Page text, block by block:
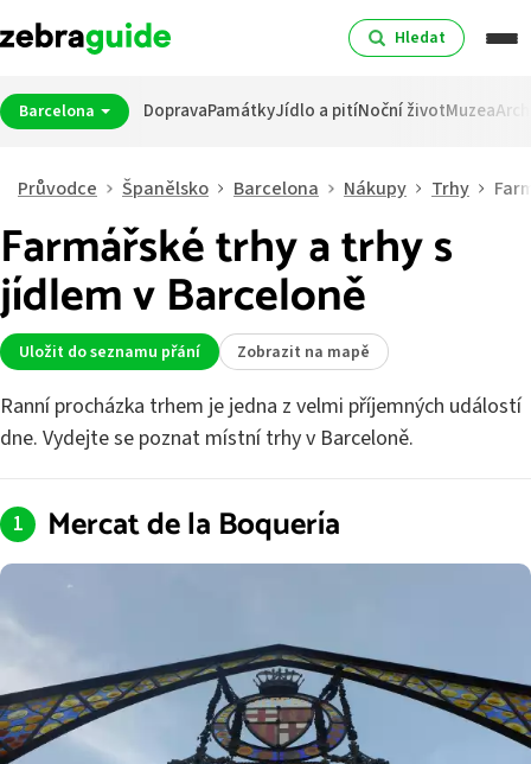
Hledat
Barcelona DopravaPamátkyJídlo a pitíNoční životMuzea
Průvodce Španělsko Barcelona Nákupy Trhy
Farmářské trhy a trhy s
jídlem v Barceloně
Uložit do seznamu přání Zobrazit na mapě
Ranní procházka trhem je jedna z velmi příjemných událostí
dne. Vydejte se poznat místní trhy v Barceloně.
Mercat de la Boquería